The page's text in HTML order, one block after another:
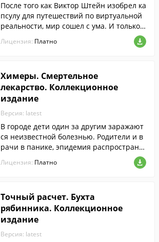
После того как Виктор Штейн изобрел ка
псулу для путешествий по виртуальной
реальности, мир сошел с ума. И только в
ы понимали, что не все так радужно, как
кажется.
Лицензия: Платно
Химеры. Смертельное
лекарство. Коллекционное
издание
Версия: latest
В городе дети один за другим заражают
ся неизвестной болезнью. Родители и в
рачи в панике, эпидемия распространя
ется со скоростью света, а причины ее д
о сих пор не выявлены.
Лицензия: Платно
Точный расчет. Бухта
рябинника. Коллекционное
издание
Версия: latest